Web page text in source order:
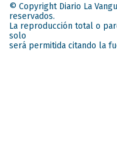
© Copyright Diario La
reservados.
La reproducción total o
solo
será permitida citando la